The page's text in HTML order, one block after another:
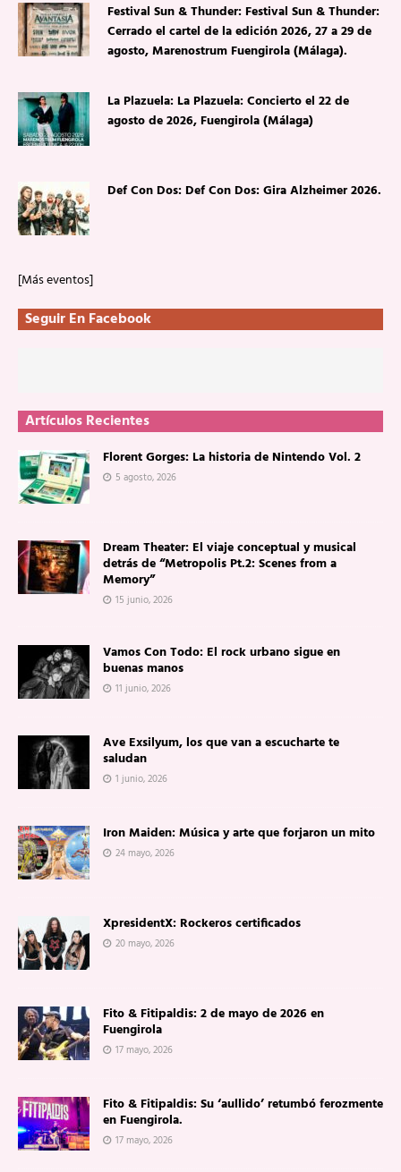
Festival Sun & Thunder: Festival Sun & Thunder:
Cerrado el cartel de la edición 2026, 27 a 29 de
agosto, Marenostrum Fuengirola (Málaga).
La Plazuela: La Plazuela: Concierto el 22 de
agosto de 2026, Fuengirola (Málaga)
Def Con Dos: Def Con Dos: Gira Alzheimer 2026.
[Más eventos]
Seguir En Facebook
Artículos Recientes
Florent Gorges: La historia de Nintendo Vol. 2
5 agosto, 2026
Dream Theater: El viaje conceptual y musical
detrás de “Metropolis Pt.2: Scenes from a
Memory”
15 junio, 2026
Vamos Con Todo: El rock urbano sigue en
buenas manos
11 junio, 2026
Ave Exsilyum, los que van a escucharte te
saludan
1 junio, 2026
Iron Maiden: Música y arte que forjaron un mito
24 mayo, 2026
XpresidentX: Rockeros certificados
20 mayo, 2026
Fito & Fitipaldis: 2 de mayo de 2026 en
Fuengirola
17 mayo, 2026
Fito & Fitipaldis: Su ‘aullido’ retumbó ferozmente
en Fuengirola.
17 mayo, 2026